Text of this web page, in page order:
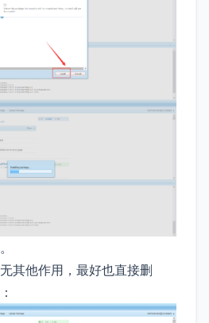
其他作用，最好也直接删